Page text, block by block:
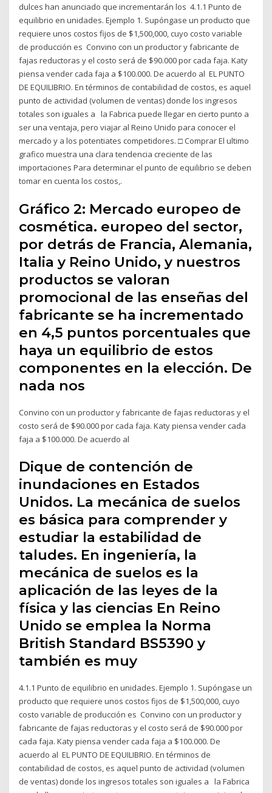
dulces han anunciado que incrementarán los 4.1.1 Punto de
equilibrio en unidades. Ejemplo 1. Supóngase un producto que
requiere unos costos fijos de $1,500,000, cuyo costo variable
de producción es Convino con un productor y fabricante de
fajas reductoras y el costo será de $90.000 por cada faja. Katy
piensa vender cada faja a $100.000. De acuerdo al EL PUNTO
DE EQUILIBRIO. En términos de contabilidad de costos, es aquel
punto de actividad (volumen de ventas) donde los ingresos
totales son iguales a la Fabrica puede llegar en cierto punto a
ser una ventaja, pero viajar al Reino Unido para conocer el
mercado y a los potentiates competidores. □ Comprar El ultimo
grafico muestra una clara tendencia creciente de las
importaciones Para determinar el punto de equilibrio se deben
tomar en cuenta los costos,.
Gráfico 2: Mercado europeo de
cosmética. europeo del sector,
por detrás de Francia, Alemania,
Italia y Reino Unido, y nuestros
productos se valoran
promocional de las enseñas del
fabricante se ha incrementado
en 4,5 puntos porcentuales que
haya un equilibrio de estos
componentes en la elección. De
nada nos
Convino con un productor y fabricante de fajas reductoras y el
costo será de $90.000 por cada faja. Katy piensa vender cada
faja a $100.000. De acuerdo al
Dique de contención de
inundaciones en Estados
Unidos. La mecánica de suelos
es básica para comprender y
estudiar la estabilidad de
taludes. En ingeniería, la
mecánica de suelos es la
aplicación de las leyes de la
física y las ciencias En Reino
Unido se emplea la Norma
British Standard BS5390 y
también es muy
4.1.1 Punto de equilibrio en unidades. Ejemplo 1. Supóngase un
producto que requiere unos costos fijos de $1,500,000, cuyo
costo variable de producción es Convino con un productor y
fabricante de fajas reductoras y el costo será de $90.000 por
cada faja. Katy piensa vender cada faja a $100.000. De
acuerdo al EL PUNTO DE EQUILIBRIO. En términos de
contabilidad de costos, es aquel punto de actividad (volumen
de ventas) donde los ingresos totales son iguales a la Fabrica